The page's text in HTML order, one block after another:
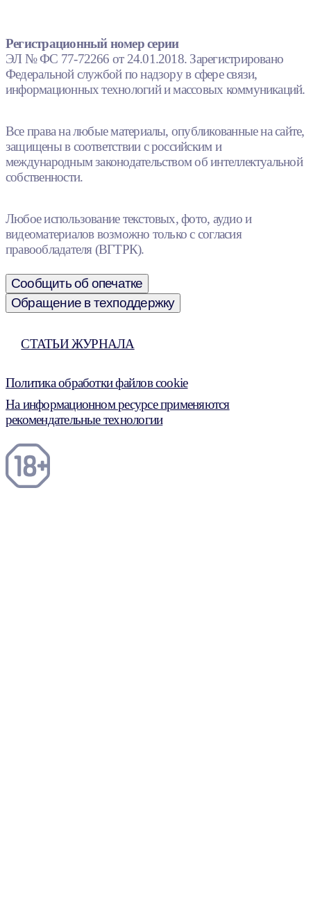
Регистрационный номер серии
ЭЛ № ФС 77-72266 от 24.01.2018. Зарегистрировано
Федеральной службой по надзору в сфере связи,
информационных технологий и массовых коммуникаций.
Все права на любые материалы, опубликованные на сайте,
защищены в соответствии с российским и
международным законодательством об интеллектуальной
собственности.
Любое использование текстовых, фото, аудио и
видеоматериалов возможно только с согласия
правообладателя (ВГТРК).
Сообщить об опечатке
Обращение в техподдержку
СТАТЬИ ЖУРНАЛА
Политика обработки файлов cookie
На информационном ресурсе применяются
рекомендательные технологии